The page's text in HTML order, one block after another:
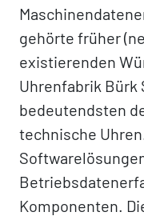
gehörte früher
existierenden
Uhrenfabrik Bürk
bedeutendsten
technische
Komponenten.